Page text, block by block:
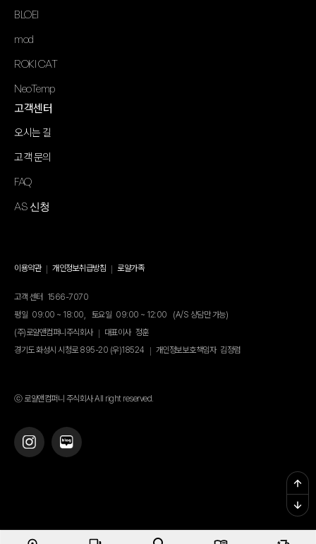
BLOEI
mod
ROKI CAT
NeoTemp
고객센터
오시는 길
고객 문의
FAQ
AS 신청
이용약관 개인정보취급방침 로얄가족
고객 센터 1566-7070
평일 09:00 ~ 18:00, 토요일 09:00 ~ 12:00
(A/S 상담만 가능)
(주)로얄앤컴퍼니주식회사
대표이사 정훈
경기도 화성시 시청로 895-20 (우)18524
개인정보보호책임자 김정렴
ⓒ 로얄앤컴퍼니 주식회사 All right reserved.